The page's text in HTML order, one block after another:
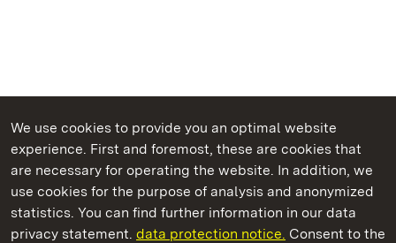
We use cookies to provide you an optimal website
experience. First and foremost, these are cookies that
are necessary for operating the website. In addition, we
use cookies for the purpose of analysis and anonymized
statistics. You can find further information in our data
privacy statement. data protection notice. Consent to the
State Palaces and Gardens of Baden-Wuerttemberg